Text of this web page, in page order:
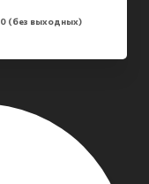
(без выходных)